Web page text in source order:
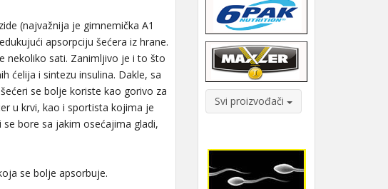
(najvažnija je gimnemička A1
apsorpciju šećera iz hrane.
nekoliko sati. Zanimljivo je i to što
ćelija i sintezu insulina. Dakle, sa
se bolje koriste kao gorivo za
u krvi, kao i sportista kojima je
bore sa jakim osećajima gladi,
se bolje apsorbuje.
Svi proizvođači